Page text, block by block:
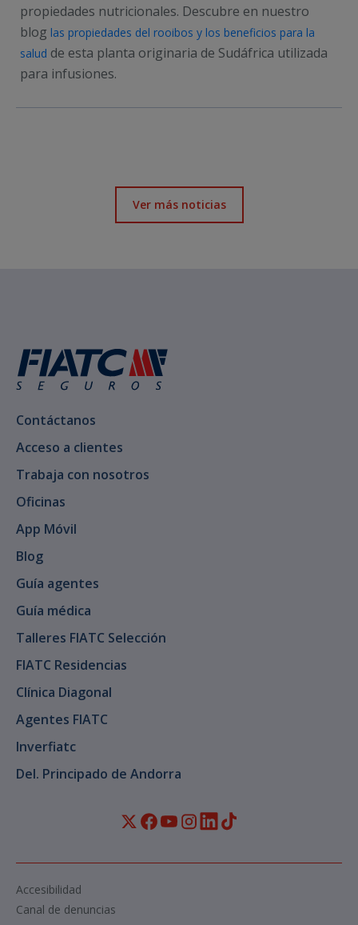
propiedades nutricionales. Descubre en nuestro
blog las propiedades del rooibos y los beneficios para la
salud de esta planta originaria de Sudáfrica utilizada
para infusiones.
Ver más noticias
Contáctanos
Acceso a clientes
Trabaja con nosotros
Oficinas
App Móvil
Blog
Guía agentes
Guía médica
Talleres FIATC Selección
FIATC Residencias
Clínica Diagonal
Agentes FIATC
Inverfiatc
Del. Principado de Andorra
Canal de denuncias
Accesibilidad